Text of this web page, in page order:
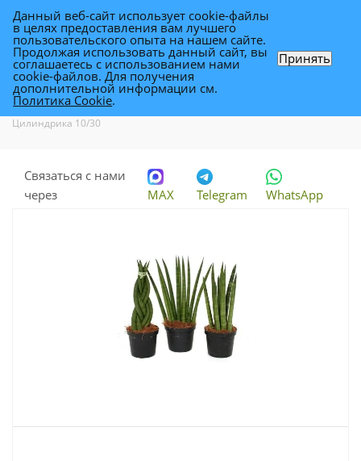
Сансевиерия Цилиндрика 10/30
Каталог - Растения -
Цилиндрика 10/30
Связаться с нами
через
MAX Telegram WhatsApp
Данный веб-сайт использует cookie-файлы
в целях предоставления вам лучшего
пользовательского опыта на нашем сайте.
Продолжая использовать данный сайт, вы
соглашаетесь с использованием нами
cookie-файлов. Для получения
дополнительной информации см.
Политика Cookie.
Принять